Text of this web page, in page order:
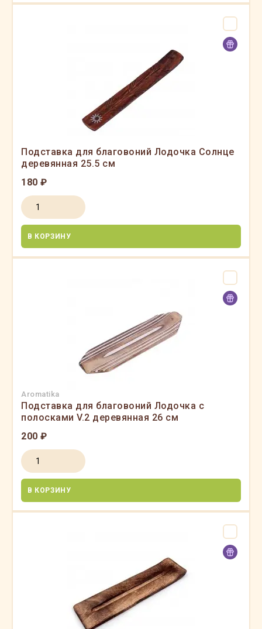
Подставка для благовоний Лодочка Солнце
деревянная 25.5 см
180 ₽
В КОРЗИНУ
Aromatika
Подставка для благовоний Лодочка с
полосками V.2 деревянная 26 см
200 ₽
В КОРЗИНУ